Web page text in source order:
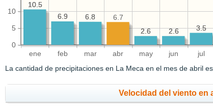
ene feb mar abr may jun jul
0
5
10
3.5
2.6
2.6
6.8
6.9
10.5
3.5
2.6
2.6
6.7
6.8
6.9
10.5
La cantidad de precipitaciones en La Meca en el mes de abril
Velocidad del viento en